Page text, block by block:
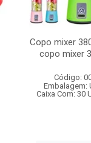
Copo mixer
copo mixer
Código:
Embalagem:
Caixa Com: 30